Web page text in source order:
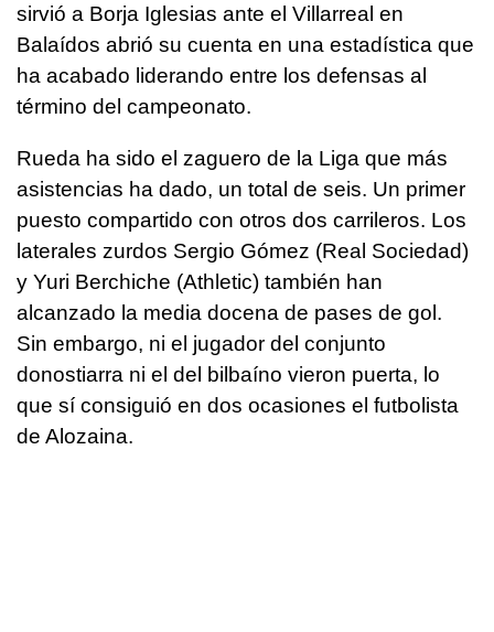
sirvió a Borja Iglesias ante el Villarreal en
Balaídos abrió su cuenta en una estadística que
ha acabado liderando entre los defensas al
término del campeonato.
Rueda ha sido el zaguero de la Liga que más
asistencias ha dado, un total de seis. Un primer
puesto compartido con otros dos carrileros. Los
laterales zurdos Sergio Gómez (Real Sociedad)
y Yuri Berchiche (Athletic) también han
alcanzado la media docena de pases de gol.
Sin embargo, ni el jugador del conjunto
donostiarra ni el del bilbaíno vieron puerta, lo
que sí consiguió en dos ocasiones el futbolista
de Alozaina.